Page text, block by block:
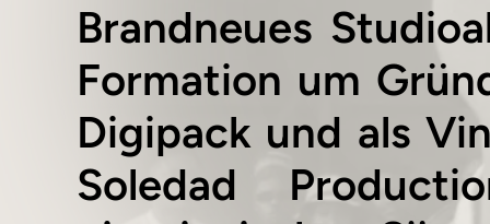
Brandneues
Formation um
Digipack und als
Soledad